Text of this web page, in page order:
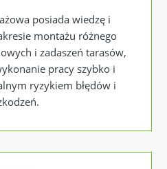
posiada wiedzę i
montażu różnego
i zadaszeń tarasów,
pracy szybko i
ryzykiem błędów i